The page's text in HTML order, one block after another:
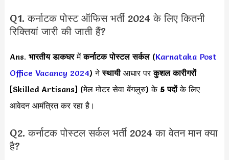
Q1. कर्नाटक पोस्ट ऑफिस भर्ती 2024 के लिए कितनी
रिक्तियां जारी की जाती हैं?
Ans. भारतीय डाकघरमेंकर्नाटक पोस्टल सर्कल(Karnataka Post
Office Vacancy 2024) नेस्थायी आधार परकुशल कारीगरों
[Skilled Artisans] (मेल मोटर सेवा बेंगलुरु) के 5 पदोंके लिए
आवेदन आमंत्रित कर रहा है।
Q2. कर्नाटक पोस्टल सर्कल भर्ती 2024 का वेतन मान क्या
है?